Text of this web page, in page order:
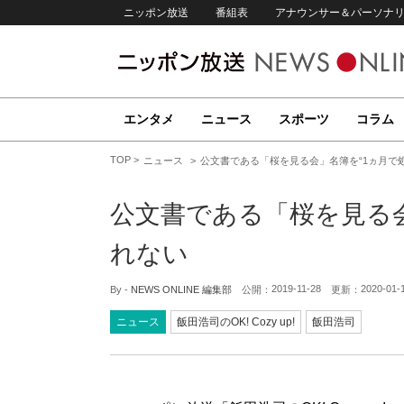
ニッポン放送 番組表 アナウンサー＆パーソナ
エンタメ ニュース スポーツ コラム
TOP ニュース 公文書である「桜を見る会」名簿を“1ヵ月で
公文書である「桜を見る
れない
By - NEWS ONLINE 編集部 公開： 2019-11-28 更新： 2020-01-
ニュース 飯田浩司のOK! Cozy up! 飯田浩司